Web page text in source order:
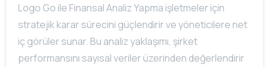
Logo Go ile Finansal Analiz Yapma işletmeler için
stratejik karar sürecini güçlendirir ve yöneticilere net
iç görüler sunar. Bu analiz yaklaşımı, şirket
performansını sayısal veriler üzerinden değerlendirir